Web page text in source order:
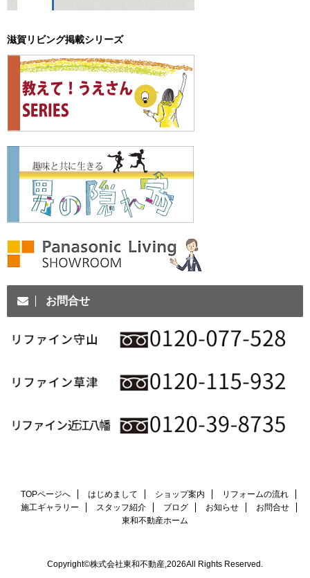
滋賀リビング掲載シリーズ
お問合せ
TOPページへ はじめまして ショップ案内
リフォームの流れ
施工ギャラリー
スタッフ紹介 ブログ お知らせ
お問合せ
東和不動産ホーム
Copyright©株式会社東和不動産,2026All Rights Reserved.